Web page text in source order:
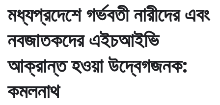
মধ্যপ্রদেশে গর্ভবতী নারীদের এবং
নবজাতকদের এইচআইভি
আক্রান্ত হওয়া উদ্বেগজনক:
কমলনাথ